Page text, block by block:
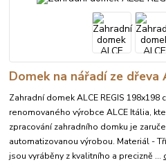
Domek na nářadí ze dřeva
Zahradní domek ALCE REGIS
renomovaného výrobce ALCE Itália,
zpracování zahradního domku je
automatizovanou výrobou. Materiál -
jsou vyráběny z kvalitního a precizně ...